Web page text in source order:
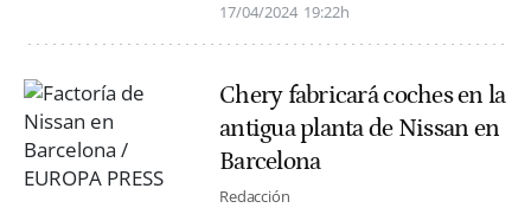
17/04/2024 19:22h
Chery fabricará coches en la
antigua planta de Nissan en
Barcelona
Redacción